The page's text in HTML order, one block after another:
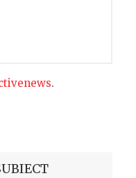
.